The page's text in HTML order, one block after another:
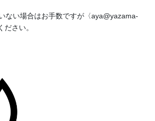
ない場合はお手数ですが〈aya@yazama-
さい。